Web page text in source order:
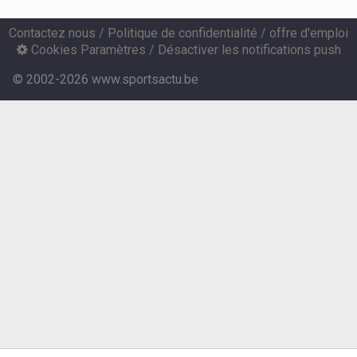
Contactez nous / Politique de confidentialité / offre d'emploi
Cookies Paramètres / Désactiver les notifications push
© 2002-2026 www.sportsactu.be